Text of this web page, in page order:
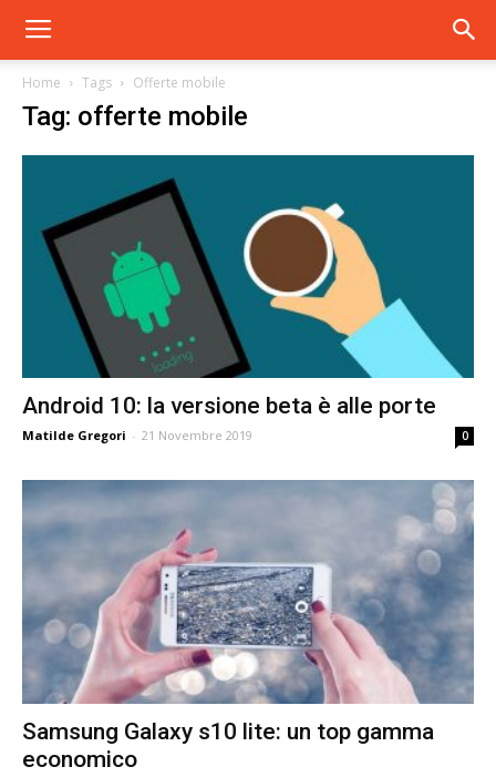
Home Tags Offerte mobile
Tag: offerte mobile
Android 10: la versione beta è alle porte
Matilde Gregori - 21 Novembre 2019 0
Samsung Galaxy s10 lite: un top gamma
economico